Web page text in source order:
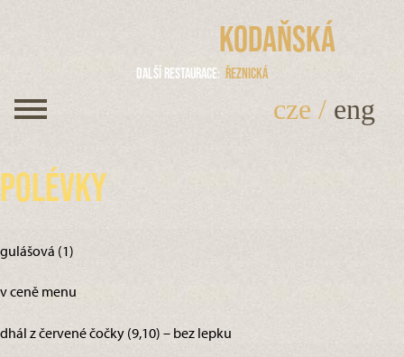
Kodaňská
Další restaurace Řeznická
cze / eng
Polévky
gulášová (1)
v ceně menu
dhál z červené čočky (9,10) – bez lepku